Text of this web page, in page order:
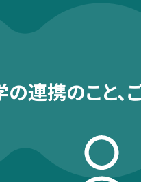
連携のこと、